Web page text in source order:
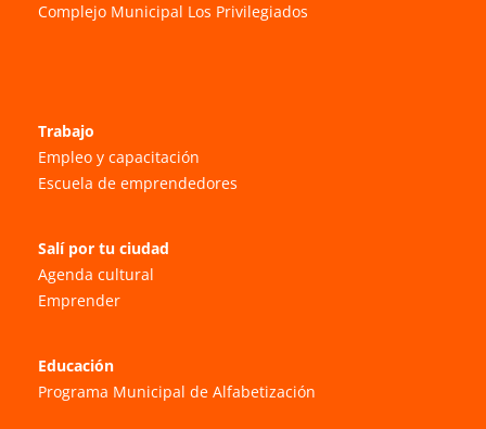
Complejo Municipal Los Privilegiados
Trabajo
Empleo y capacitación
Escuela de emprendedores
Salí por tu ciudad
Agenda cultural
Emprender
Educación
Programa Municipal de Alfabetización